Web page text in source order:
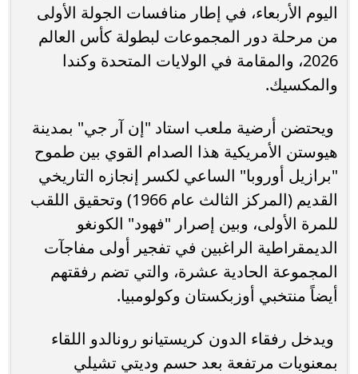
اليوم الأربعاء، في إطار منافسات الجولة الأولى
من مرحلة دور المجموعات لبطولة كأس العالم
2026، والمقامة في الولايات المتحدة وكندا
والمكسيك.
ويحتضن أرضية ملعب استاد "إن آر جي" بمدينة
هيوستن الأمريكية هذا الصدام القوي بين طموح
"برازيل أوروبا" الساعي لكسر إنجازه التاريخي
القديم (المركز الثالث عام 1966) وتحقيق اللقب
للمرة الأولى، وبين إصرار "فهود" الكونغو
الديمقراطية الراغبين في تفجير أولى مفاجآت
المجموعة الحادية عشرة، والتي تضم رفقتهم
أيضاً منتخبي أوزبكستان وكولومبيا.
ويدخل رفقاء الدون كريستيانو رونالدو اللقاء
بمعنويات مرتفعة بعد حسم وديتي تشيلي